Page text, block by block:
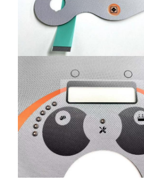
Kemasan Film Pelindung dan